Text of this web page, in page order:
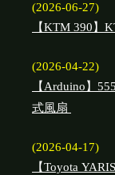
(2026-06-27)
【KTM 390】
(2026-04-22)
【Arduino】
式風扇
(2026-04-17)
【Toyota